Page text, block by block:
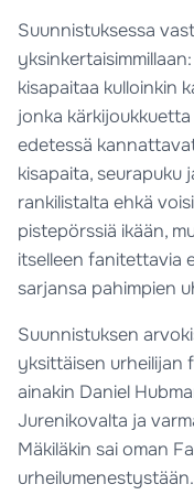
Suunnistuksessa
kisapaitaa kulloinkin
jonka
edetessä
kisapaita, seurapuku
rankilistalta ehkä
pistepörssiä ikään,
itselleen fanitettavia
sarjansa pahimpien
Suunnistuksen
yksittäisen urheilijan
ainakin Daniel
Jurenikovalta ja
Mäkiläkin sai oman
urheilumenestystään.